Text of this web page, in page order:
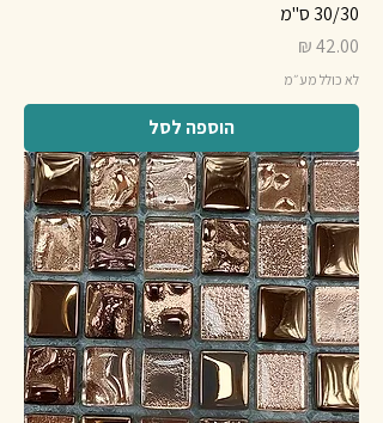
30/30 ס"מ
מחיר
לא כולל מע״מ
הוספה לסל